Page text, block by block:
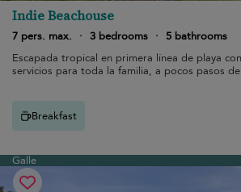
Indie Beachouse
7 pers. max. · 3 bedrooms ·
5 bathrooms
Escapada tropical en primera línea de playa
servicios para toda la familia, a pocos pasos
Breakfast
Galle